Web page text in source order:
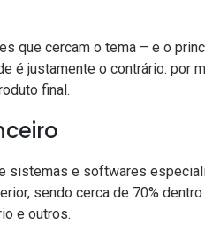
que cercam o tema – e o
é justamente o contrário: por
final.
sistemas e softwares
sendo cerca de 70%
e outros.